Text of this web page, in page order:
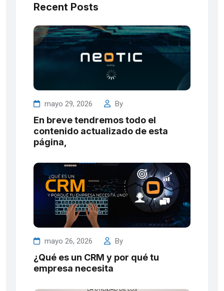
Recent Posts
mayo 29, 2026 By
En breve tendremos todo el
contenido actualizado de esta
página,
mayo 26, 2026 By
¿Qué es un CRM y por qué tu
empresa necesita